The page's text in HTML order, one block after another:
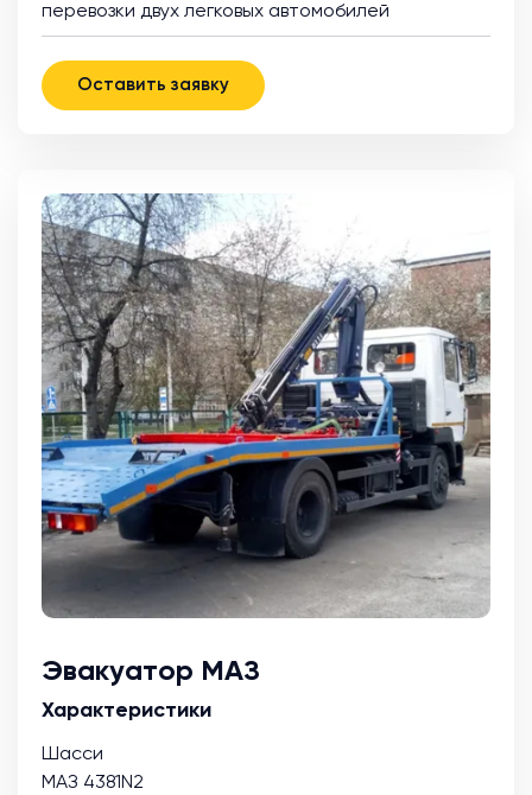
перевозки двух легковых автомобилей
Оставить заявку
Эвакуатор МАЗ
Характеристики
Шасси
МАЗ 4381N2